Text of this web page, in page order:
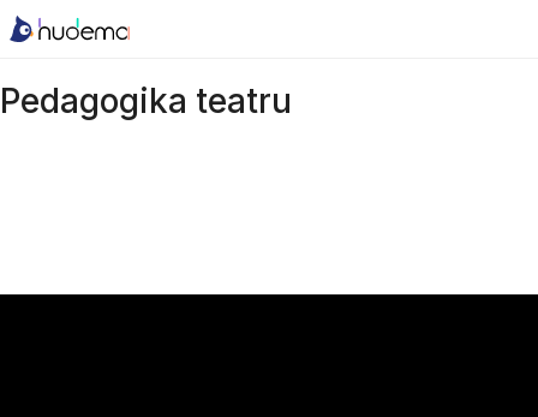
Pedagogika teatru